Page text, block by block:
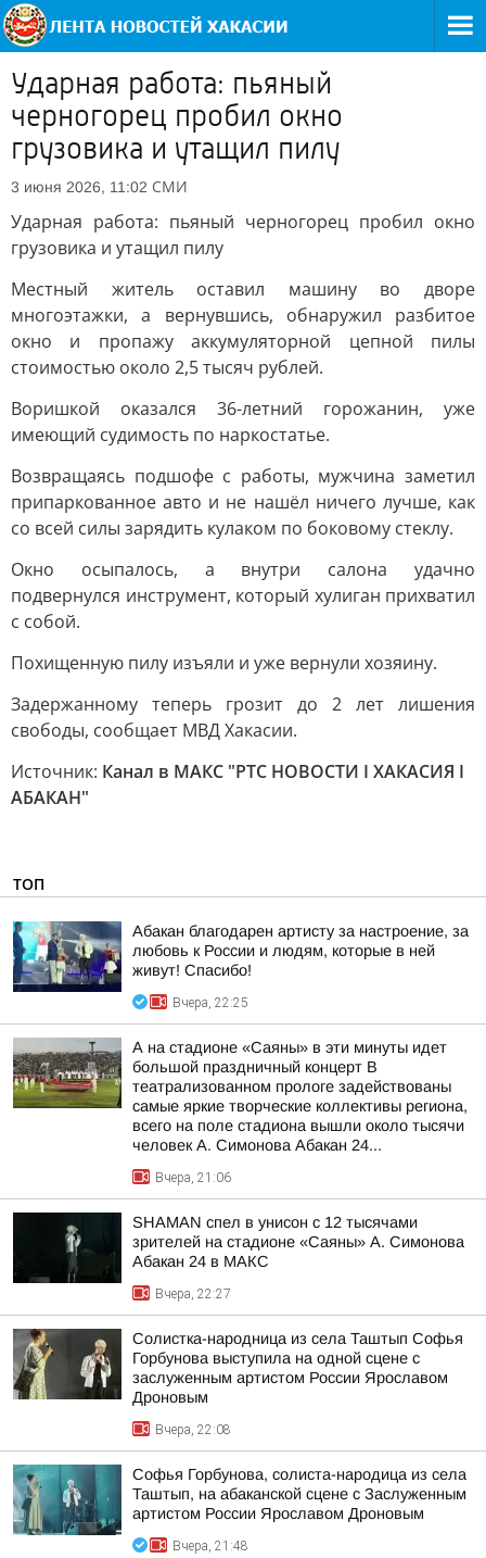
Ударная работа: пьяный
черногорец пробил окно
грузовика и утащил пилу
3 июня 2026, 11:02 СМИ
Ударная работа: пьяный черногорец пробил окно
грузовика и утащил пилу
Местный житель оставил машину во дворе
многоэтажки, а вернувшись, обнаружил разбитое
окно и пропажу аккумуляторной цепной пилы
стоимостью около 2,5 тысяч рублей.
Воришкой оказался 36-летний горожанин, уже
имеющий судимость по наркостатье.
Возвращаясь подшофе с работы, мужчина заметил
припаркованное авто и не нашёл ничего лучше, как
со всей силы зарядить кулаком по боковому стеклу.
Окно осыпалось, а внутри салона удачно
подвернулся инструмент, который хулиган прихватил
с собой.
Похищенную пилу изъяли и уже вернули хозяину.
Задержанному теперь грозит до 2 лет лишения
свободы, сообщает МВД Хакасии.
Источник: Канал в МАКС "РТС НОВОСТИ I ХАКАСИЯ I
АБАКАН"
ТОП
Абакан благодарен артисту за настроение, за
любовь к России и людям, которые в ней
живут! Спасибо!
Вчера, 22:25
А на стадионе «Саяны» в эти минуты идет
большой праздничный концерт В
театрализованном прологе задействованы
самые яркие творческие коллективы региона,
всего на поле стадиона вышли около тысячи
человек А. Симонова Абакан 24...
Вчера, 21:06
SHAMAN спел в унисон с 12 тысячами
зрителей на стадионе «Саяны» А. Симонова
Абакан 24 в МАКС
Вчера, 22:27
Солистка-народница из села Таштып Софья
Горбунова выступила на одной сцене с
заслуженным артистом России Ярославом
Дроновым
Вчера, 22:08
Софья Горбунова, солиста-народица из села
Таштып, на абаканской сцене с Заслуженным
артистом России Ярославом Дроновым
Вчера, 21:48